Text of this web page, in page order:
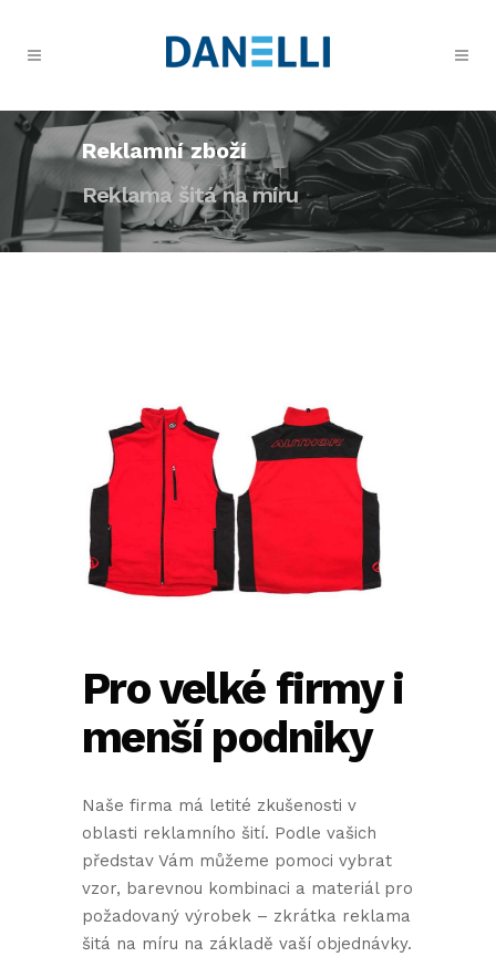
Reklamní zboží
Reklama šitá na míru
Pro velké firmy i
menší podniky
Naše firma má letité zkušenosti v
oblasti reklamního šití. Podle vašich
představ Vám můžeme pomoci vybrat
vzor, barevnou kombinaci a materiál pro
požadovaný výrobek – zkrátka reklama
šitá na míru na základě vaší objednávky.